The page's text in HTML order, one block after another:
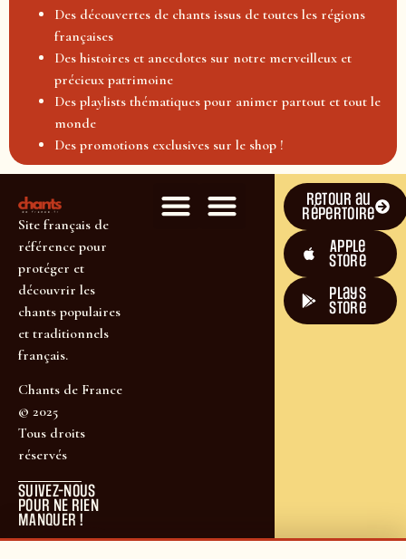
Des découvertes de chants issus de toutes les régions
françaises
Des histoires et anecdotes sur notre merveilleux et
précieux patrimoine
Des playlists thématiques pour animer partout et tout le
monde
Des promotions exclusives sur le shop !
Site français de
référence pour
protéger et
découvrir les
chants populaires
et traditionnels
français.
Chants de France
© 2025
Tous droits
réservés
SUIVEZ-NOUS
POUR NE RIEN
MANQUER !
Retour au
répertoire
Apple
Store
plays
store